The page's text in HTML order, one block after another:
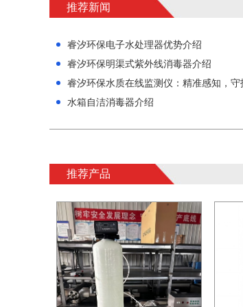
推荐新闻
睿汐环保电子水处理器优势介绍
睿汐环保明渠式紫外线消毒器介绍
睿汐环保水质在线监测仪：精准感知，守
水箱自洁消毒器介绍
推荐产品